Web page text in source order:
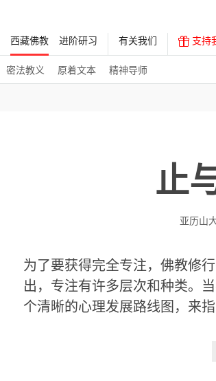
西藏佛教
密法教义 原着文本 精神导师
进阶研习 有关我们 支持
止
亚历山
为了要获得完全专注，佛教修
出，专注有许多层次和种类。
个清晰的心理发展路线图，来